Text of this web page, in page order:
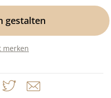
gestalten
merken